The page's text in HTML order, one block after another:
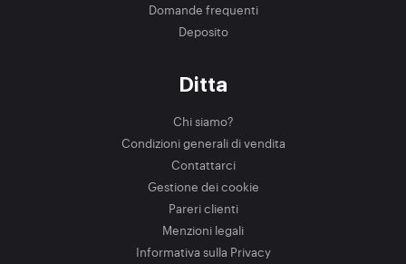
Domande frequenti
Deposito
Ditta
Chi siamo?
Condizioni generali di vendita
Contattarci
Gestione dei cookie
Pareri clienti
Menzioni legali
Informativa sulla Privacy